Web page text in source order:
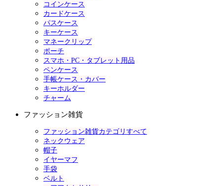
コインケース
カードケース
パスケース
キーケース
マネークリップ
ポーチ
スマホ・PC・タブレット用品
ペンケース
手帳ケース・カバー
キーホルダー
チャーム
ファッション雑貨
ファッション雑貨カテゴリすべて
ネックウェア
帽子
イヤーマフ
手袋
ベルト